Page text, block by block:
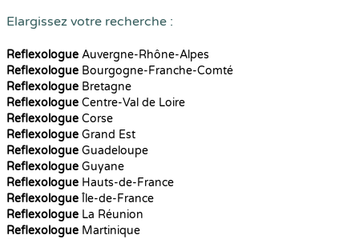
Elargissez votre recherche :
Reflexologue Auvergne-Rhône-Alpes
Reflexologue Bourgogne-Franche-Comté
Reflexologue Bretagne
Reflexologue Centre-Val de Loire
Reflexologue Corse
Reflexologue Grand Est
Reflexologue Guadeloupe
Reflexologue Guyane
Reflexologue Hauts-de-France
Reflexologue Île-de-France
Reflexologue La Réunion
Reflexologue Martinique